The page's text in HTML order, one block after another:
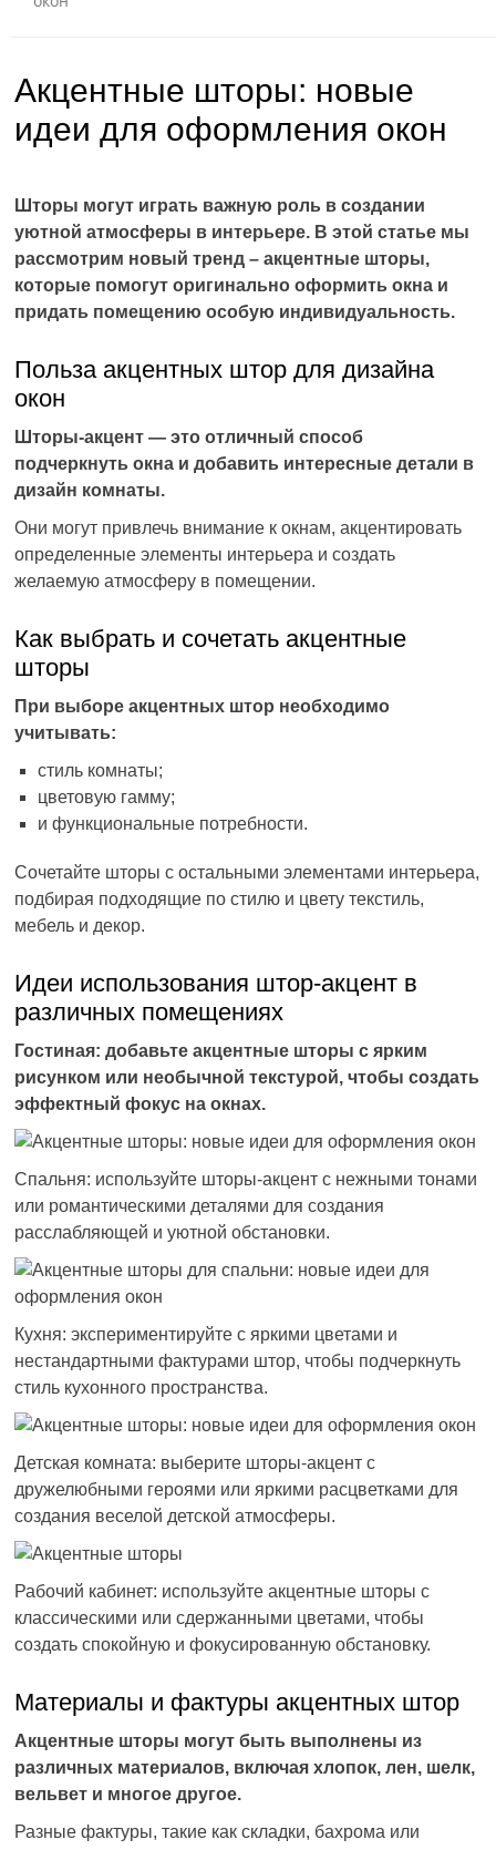
Акцентные шторы: новые
идеи для оформления окон
Шторы могут играть важную роль в создании
уютной атмосферы в интерьере. В этой статье мы
рассмотрим новый тренд – акцентные шторы,
которые помогут оригинально оформить окна и
придать помещению особую индивидуальность.
Польза акцентных штор для дизайна
окон
Шторы-акцент — это отличный способ
подчеркнуть окна и добавить интересные детали в
дизайн комнаты.
Они могут привлечь внимание к окнам, акцентировать
определенные элементы интерьера и создать
желаемую атмосферу в помещении.
Как выбрать и сочетать акцентные
шторы
При выборе акцентных штор необходимо
учитывать:
стиль комнаты;
цветовую гамму;
и функциональные потребности.
Сочетайте шторы с остальными элементами интерьера,
подбирая подходящие по стилю и цвету текстиль,
мебель и декор.
Идеи использования штор-акцент в
различных помещениях
Гостиная: добавьте акцентные шторы с ярким
рисунком или необычной текстурой, чтобы создать
эффектный фокус на окнах.
Спальня: используйте шторы-акцент с нежными тонами
или романтическими деталями для создания
расслабляющей и уютной обстановки.
Кухня: экспериментируйте с яркими цветами и
нестандартными фактурами штор, чтобы подчеркнуть
стиль кухонного пространства.
Детская комната: выберите шторы-акцент с
дружелюбными героями или яркими расцветками для
создания веселой детской атмосферы.
Рабочий кабинет: используйте акцентные шторы с
классическими или сдержанными цветами, чтобы
создать спокойную и фокусированную обстановку.
Материалы и фактуры акцентных штор
Акцентные шторы могут быть выполнены из
различных материалов, включая хлопок, лен, шелк,
вельвет и многое другое.
Разные фактуры, такие как складки, бахрома или